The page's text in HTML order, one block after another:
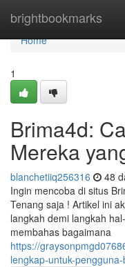
brightbookmarks
Home
Home
1
Brima4d:
Mereka
blanchetiiq256316 48
Ingin mencoba di situs
Tenang saja ! Artikel ini
langkah demi langkah
membahas bagaimana
https://
lengkap-untuk-